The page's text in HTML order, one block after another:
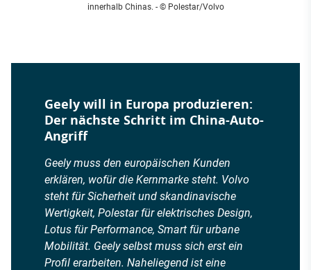
innerhalb Chinas. - © Polestar/Volvo
Geely will in Europa produzieren:
Der nächste Schritt im China-Auto-
Angriff
Geely muss den europäischen Kunden
erklären, wofür die Kernmarke steht. Volvo
steht für Sicherheit und skandinavische
Wertigkeit, Polestar für elektrisches Design,
Lotus für Performance, Smart für urbane
Mobilität. Geely selbst muss sich erst ein
Profil erarbeiten. Naheliegend ist eine